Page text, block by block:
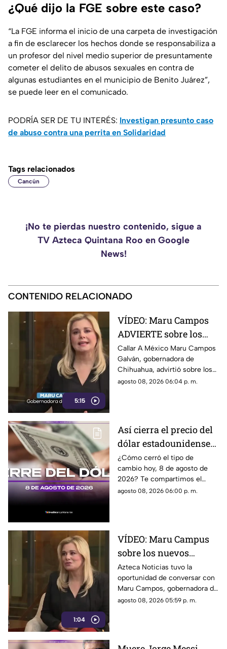
¿Qué dijo la FGE sobre este caso?
“La FGE informa el inicio de una carpeta de investigación
a fin de esclarecer los hechos donde se responsabiliza a
un profesor del nivel medio superior de presuntamente
cometer el delito de abusos sexuales en contra de
algunas estudiantes en el municipio de Benito Juárez”,
se puede leer en el comunicado.
PODRÍA SER DE TU INTERÉS: Investigan presunto caso
de abuso contra una perrita en Solidaridad
Tags relacionados
Cancún
¡No te pierdas nuestro contenido, sigue a
TV Azteca Quintana Roo en Google
News!
CONTENIDO RELACIONADO
5:15
VÍDEO: Maru Campos
ADVIERTE sobre los
RIESGOS de los nuevos
lineamientos
propuestos por el
Gobierno
Callar A México Maru Campos
Galván, gobernadora de
Chihuahua, advirtió sobre los
riesgos que podrían
disposiciones podrían
utilizarse para sancionar a
medios y periodistas críticos,
además de abrir la puerta a
que el poder determine qué
contenidos son información,
opinión o motivo de sanción.
agosto 08, 2026 06:04 p. m.
Así cierra el precio del
dólar estadounidense
HOY, sábado 8 de
agosto de 2026, en
Cancún
¿Cómo cerró el tipo de
cambio hoy, 8 de agosto de
2026? Te compartimos el
precio del dólar al cierre de
agosto 08, 2026 06:00 p. m.
1:04
VÍDEO: Maru Campus
sobre los nuevos
lineamientos y señala
que son un riesgo para
la libertad de expresión
Azteca Noticias tuvo la
oportunidad de conversar con
Maru Campos, gobernadora de
Chihuahua, quien habló sobre
agosto 08, 2026 05:59 p. m.